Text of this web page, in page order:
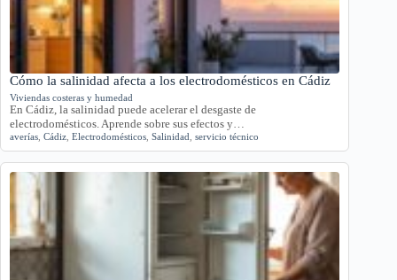
Cómo la salinidad afecta a los electrodomésticos en Cádiz
Viviendas costeras y humedad
En Cádiz, la salinidad puede acelerar el desgaste de
electrodomésticos. Aprende sobre sus efectos y…
averías Cádiz Electrodomésticos Salinidad servicio técnico